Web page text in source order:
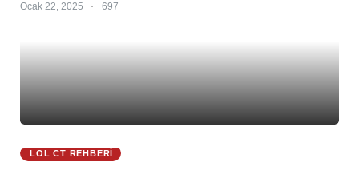
Ocak 22, 2025 697
LOL CT REHBERI